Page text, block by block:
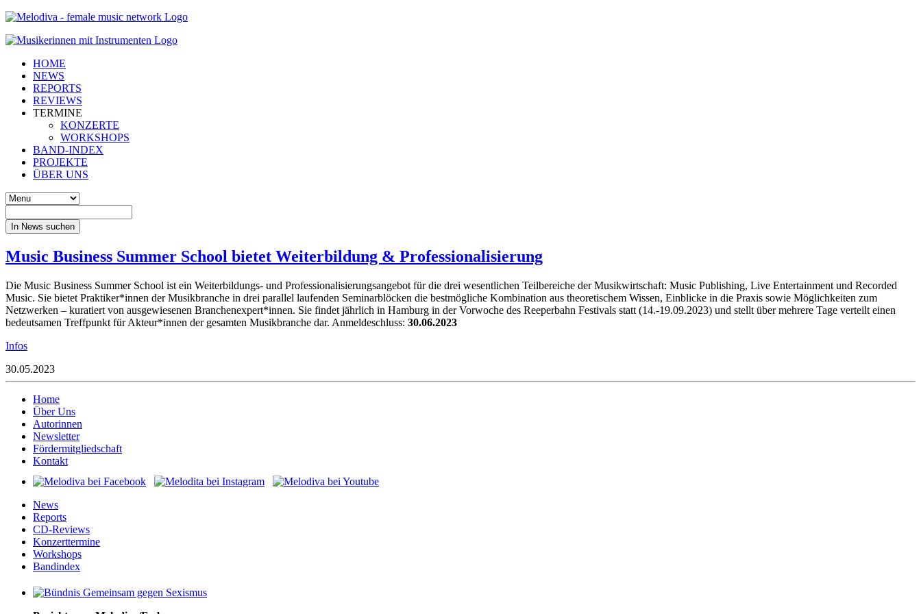
HOME
NEWS
REPORTS
REVIEWS
TERMINE
KONZERTE
WORKSHOPS
BAND-INDEX
PROJEKTE
ÜBER UNS
In News suchen
Music Business Summer School bietet Weiterbildung & Professionalisierung
Die Music Business Summer School ist ein Weiterbildungs- und Professionalisierungsangebot für die drei wesentlichen Teilbereiche der Musikwirtschaft: Music Publishing, Live Entertainment und Recorded
Music. Sie bietet Praktiker*innen der Musikbranche in drei parallel laufenden Seminarblöcken die bestmögliche Kombination aus theoretischem Wissen, Einblicke in die Praxis sowie Möglichkeiten zum
Netzwerken – kuratiert von ausgewiesenen Branchenexpert*innen. Sie findet jährlich in Hamburg in der Vorwoche des Reeperbahn Festivals statt (14.-19.09.2023) und stellt über mehrere Tage verteilt einen
bedeutsamen Treffpunkt für Akteur*innen der gesamten Musikbranche dar. Anmeldeschluss: 30.06.2023
Infos
30.05.2023
Home
Über Uns
Autorinnen
Newsletter
Fördermitgliedschaft
Kontakt
News
Reports
CD-Reviews
Konzerttermine
Workshops
Bandindex